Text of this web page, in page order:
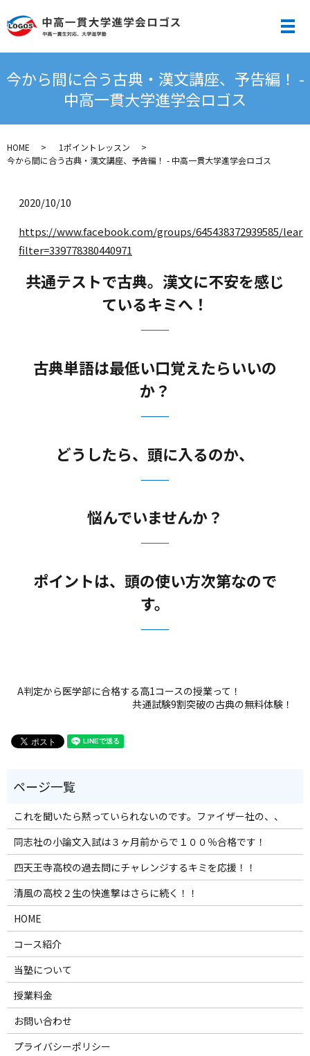
メ
今から間に合う古典・漢文講座、予告編！ -
中高一貫大学進学会ロゴス
HOME
1ポイントレッスン
今から間に合う古典・漢文講座、予告編！ - 中高一貫大学進学会ロゴス
2020/10/10
https://www.facebook.com/groups/645438372939585/
filter=339778380440971
共通テストで古典。漢文に不安を感じ
ているキミへ！
古典単語は最低い口覚えたらいいの
か？
どうしたら、頭に入るのか、
悩んでいませんか？
ポイントは、頭の使い方次第なので
す。
A判定から医学部に合格する高1コースの授業って！
共通試験9割突破の古典の無料体験！
これを聞いたら黙っていられないのです。ファイザー社の、、
同志社の小論文入試は３ヶ月前からで１００％合格です！
四天王寺高校の過去問にチャレンジするキミを応援！！
清風の高校２生の快進撃はさらに続く！！
HOME
コース紹介
当塾について
授業料金
お問い合わせ
プライバシーポリシー